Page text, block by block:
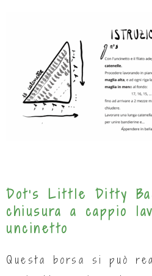
Dot’s Little Ditty
chiusura a cappio
uncinetto
Questa borsa si può